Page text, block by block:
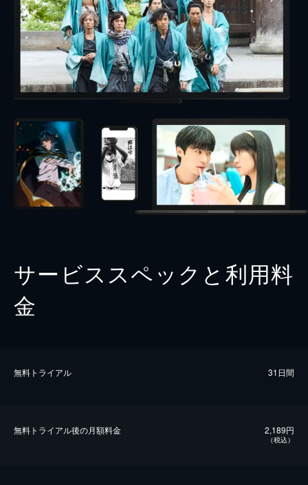
サービススペックと利用料
金
無料トライアル 31日間
無料トライアル後の⽉額料金 2,189円
（税込）